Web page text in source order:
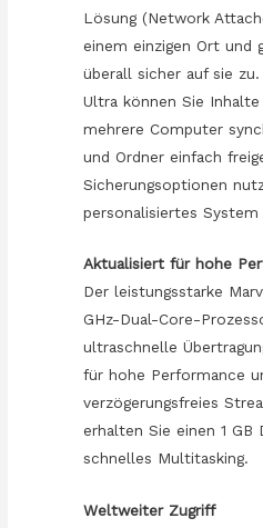
Lösung (Network
einem einzigen Ort und
überall sicher auf sie
Ultra können Sie
mehrere Computer
und Ordner einfach
Sicherungsoptionen
personalisiertes
Aktualisiert für hohe
Der leistungsstarke
GHz-Dual-Core-
ultraschnelle
für hohe Performance
verzögerungsfreies
erhalten Sie einen 1 GB
schnelles Multitasking.
Weltweiter Zugriff